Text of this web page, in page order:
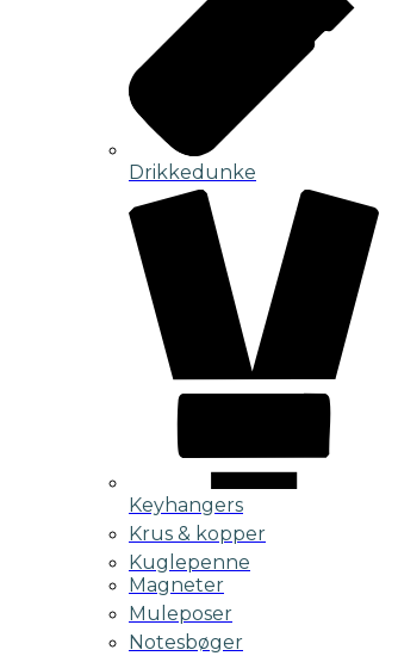
Drikkedunke
Keyhangers
Krus & kopper
Kuglepenne
Magneter
Muleposer
Notesbøger